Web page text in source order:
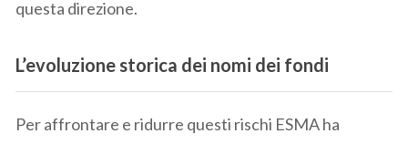
questa direzione.
L’evoluzione storica dei nomi dei fondi
Per affrontare e ridurre questi rischi ESMA ha